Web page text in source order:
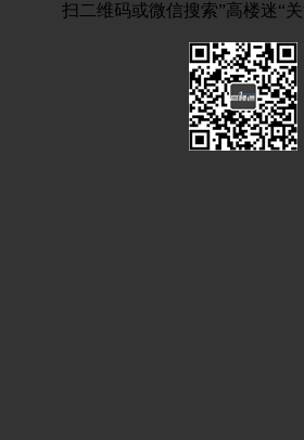
扫二维码或微信搜索”高楼迷“